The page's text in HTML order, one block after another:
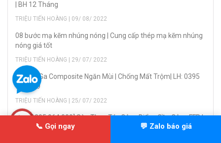
| BH 12 Tháng
TRIỆU TIẾN HOÀNG | 09/ 08/ 2022
08 bước mạ kẽm nhúng nóng | Cung cấp thép mạ kẽm nhúng
nóng giá tốt
TRIỆU TIẾN HOÀNG | 29/ 07/ 2022
Nắp Hố Ga Composite Ngăn Mùi | Chống Mất Trộm| LH: 0395
964 009
TRIỆU TIẾN HOÀNG | 25/ 07/ 2022
[LH - 0395.964.009] Sàn Thao Tác Cảng Biển - Cầu Cảng FFP |
Giá Tại Xưởng
📞 Gọi ngay 💬 Zalo báo giá